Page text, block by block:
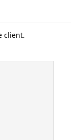
client.